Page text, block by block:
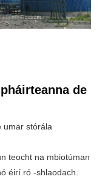
de
umar stórála
teocht na mbiotúman
éirí ró -shlaodach.